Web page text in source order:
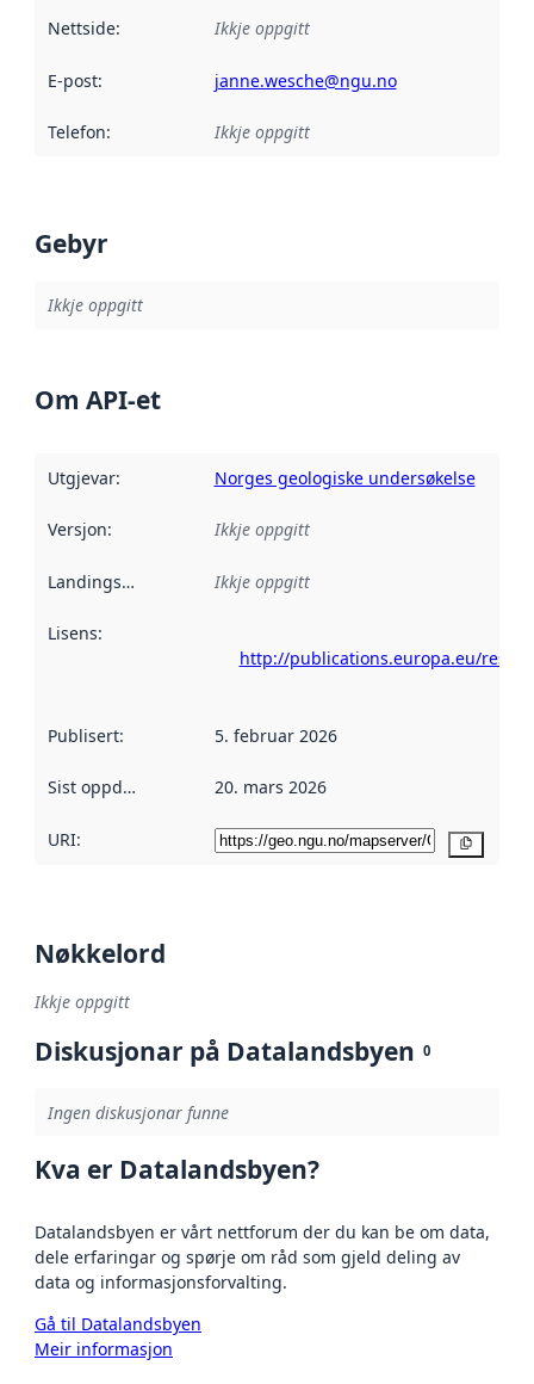
Nettside: Ikkje oppgitt
E-post: janne.wesche@ngu.no
Telefon: Ikkje oppgitt
Gebyr
Ikkje oppgitt
Om API-et
Utgjevar: Norges geologiske undersøkelse
Versjon: Ikkje oppgitt
Landingsside Ikkje oppgitt
Lisens:
http://publications.europa.eu/
Publisert: 5. februar 2026
Sist oppdatert 20. mars 2026
URI:
Nøkkelord
Ikkje oppgitt
Diskusjonar på Datalandsbyen 0
Ingen diskusjonar funne
Kva er Datalandsbyen?
Datalandsbyen er vårt nettforum der du kan be om data,
dele erfaringar og spørje om råd som gjeld deling av
data og informasjonsforvalting.
Gå til Datalandsbyen
Meir informasjon